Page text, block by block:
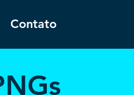
Contato